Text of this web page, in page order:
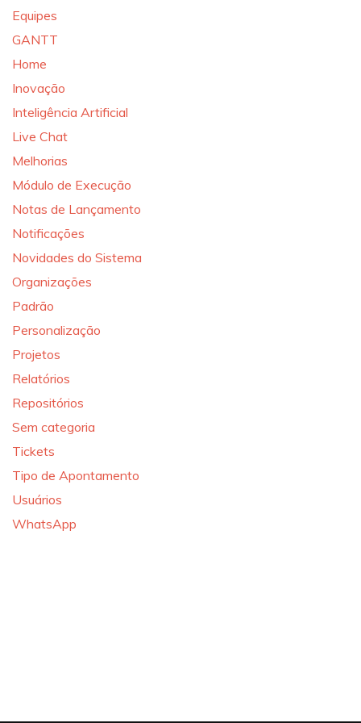
Equipes
GANTT
Home
Inovação
Inteligência Artificial
Live Chat
Melhorias
Módulo de Execução
Notas de Lançamento
Notificações
Novidades do Sistema
Organizações
Padrão
Personalização
Projetos
Relatórios
Repositórios
Sem categoria
Tickets
Tipo de Apontamento
Usuários
WhatsApp